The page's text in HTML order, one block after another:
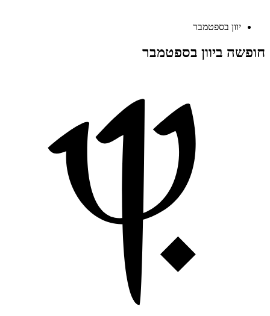
יוון בספטמבר
חופשה ביוון בספטמבר